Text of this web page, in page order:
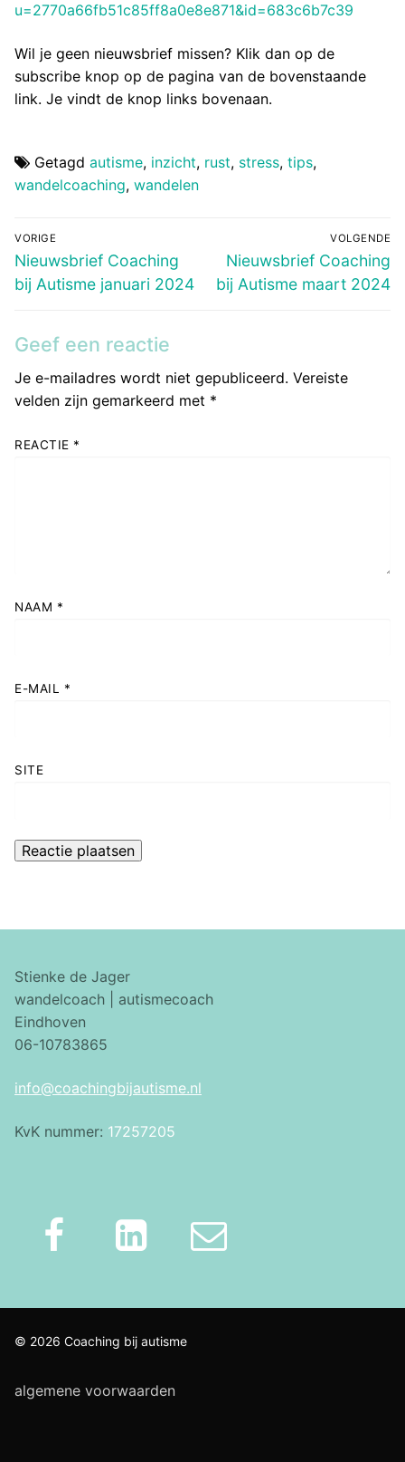
u=2770a66fb51c85ff8a0e8e871&id=683c6b7c39
Wil je geen nieuwsbrief missen? Klik dan op de
subscribe knop op de pagina van de bovenstaande
link. Je vindt de knop links bovenaan.
Getagd autisme, inzicht, rust, stress, tips,
wandelcoaching, wandelen
Bericht
navigatie
VORIGE
Vorig
bericht:
Nieuwsbrief Coaching
bij Autisme januari 2024
VOLGENDE
Volgend
bericht:
Nieuwsbrief Coaching
bij Autisme maart 2024
Geef een reactie
Je e-mailadres wordt niet gepubliceerd. Vereiste
velden zijn gemarkeerd met *
REACTIE *
NAAM *
E-MAIL *
SITE
Stienke de Jager
wandelcoach | autismecoach
Eindhoven
06-10783865
info@coachingbijautisme.nl
KvK nummer: 17257205
© 2026 Coaching bij autisme
algemene voorwaarden